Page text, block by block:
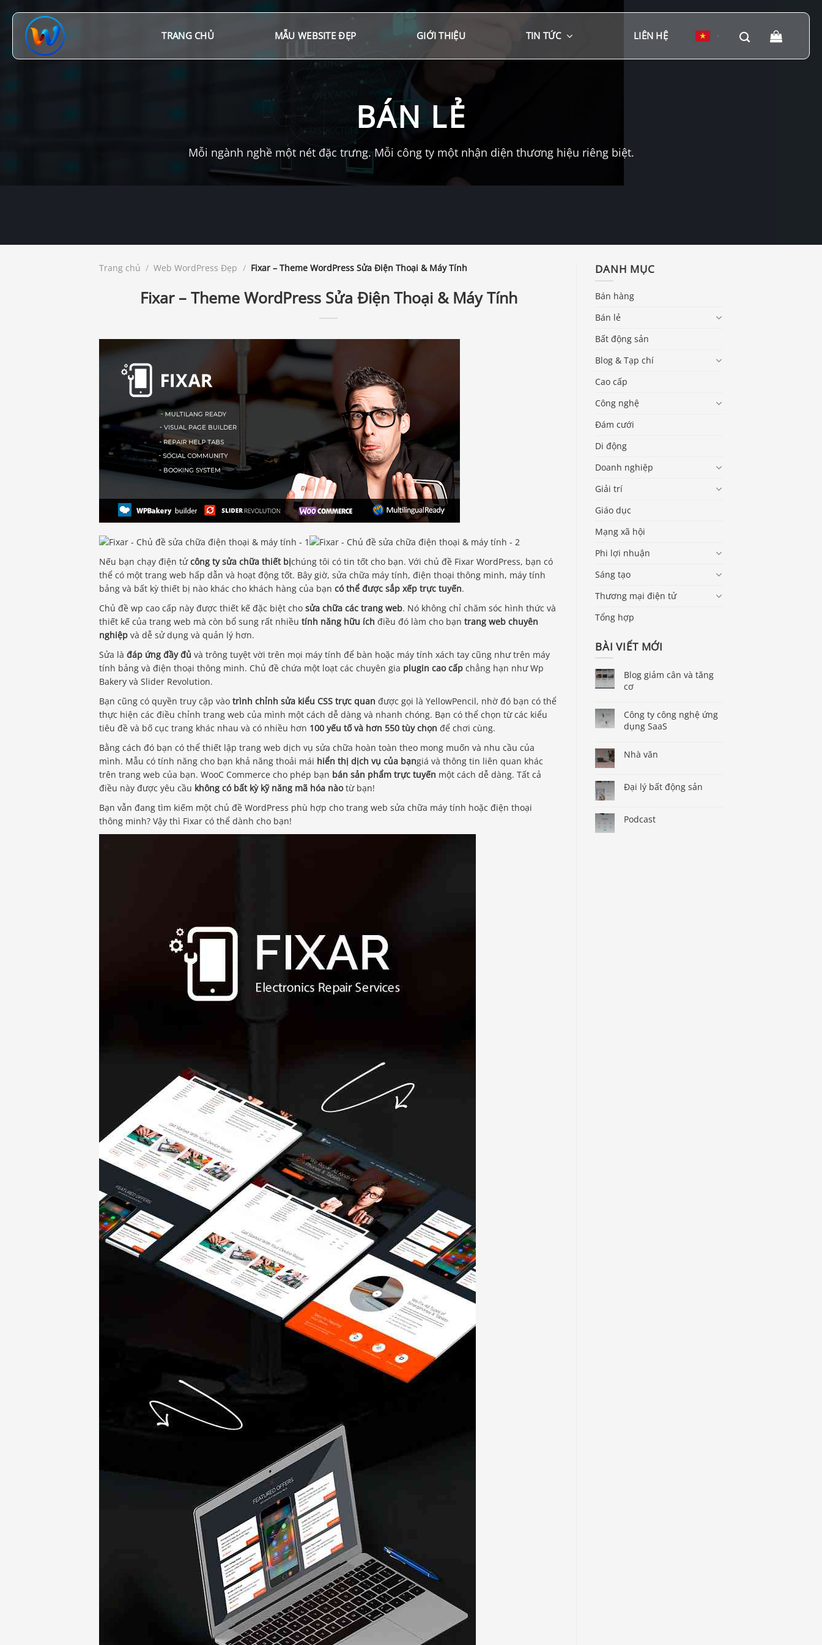
đến
TRANG CHỦ MẪU WEBSITE ĐẸP GIỚI THIỆU TIN TỨC LIÊN HỆ
BÁN LẺ
Mỗi ngành nghề một nét đặc trưng. Mỗi công ty một nhận diện thương hiệu riêng biệt.
Trang chủ / Web WordPress Đẹp / Fixar – Theme WordPress Sửa Điện Thoại & Máy Tính
Fixar – Theme WordPress Sửa Điện Thoại & Máy Tính
Nếu bạn chạy điện tửcông ty sửa chữa thiết bịchúng tôi có tin tốt cho bạn. Với chủ đề Fixar WordPress, bạn có
thể có một trang web hấp dẫn và hoạt động tốt. Bây giờ, sửa chữa máy tính, điện thoại thông minh, máy tính
bảng và bất kỳ thiết bị nào khác cho khách hàng của bạn có thể được sắp xếp trực tuyến.
Chủ đề wp cao cấp này được thiết kế đặc biệt cho sửa chữa các trang web. Nó không chỉ chăm sóc hình thức và
thiết kế của trang web mà còn bổ sung rất nhiều tính năng hữu ích điều đó làm cho bạn trang web chuyên
nghiệp và dễ sử dụng và quản lý hơn.
Sửa là đáp ứng đầy đủ và trông tuyệt vời trên mọi máy tính để bàn hoặc máy tính xách tay cũng như trên máy
tính bảng và điện thoại thông minh. Chủ đề chứa một loạt các chuyên gia plugin cao cấp chẳng hạn như Wp
Bakery và Slider Revolution.
Bạn cũng có quyền truy cập vào trình chỉnh sửa kiểu CSS trực quan được gọi là YellowPencil, nhờ đó bạn có thể
thực hiện các điều chỉnh trang web của mình một cách dễ dàng và nhanh chóng. Bạn có thể chọn từ các kiểu
tiêu đề và bố cục trang khác nhau và có nhiều hơn 100 yếu tố và hơn 550 tùy chọn để chơi cùng.
Bằng cách đó bạn có thể thiết lập trang web dịch vụ sửa chữa hoàn toàn theo mong muốn và nhu cầu của
mình. Mẫu có tính năng cho bạn khả năng thoải mái hiển thị dịch vụ của bạngiá và thông tin liên quan khác
trên trang web của bạn. WooC Commerce cho phép bạn bán sản phẩm trực tuyến một cách dễ dàng. Tất cả
điều này được yêu cầu không có bất kỳ kỹ năng mã hóa nàotừ bạn!
Bạn vẫn đang tìm kiếm một chủ đề WordPress phù hợp cho trang web sửa chữa máy tính hoặc điện thoại
thông minh? Vậy thì Fixar có thể dành cho bạn!
DANH MỤC
Bán hàng
Bán lẻ
Bất động sản
Blog & Tạp chí
Cao cấp
Công nghệ
Đám cưới
Di động
Doanh nghiệp
Giải trí
Giáo dục
Mạng xã hội
Phi lợi nhuận
Sáng tạo
Thương mại điện tử
Tổng hợp
BÀI VIẾT MỚI
Blog giảm cân và tăng
cơ
Công ty công nghệ ứng
dụng SaaS
Nhà văn
Đại lý bất động sản
Podcast